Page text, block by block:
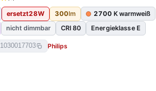
ersetzt28W 300lm 2700 K warmweiß
nicht dimmbar CRI 80 Energieklasse E
1030017703 Philips